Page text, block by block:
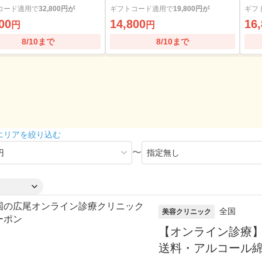
綿・診察料込
ード適用で32,800円が
円
8/10まで
ギフトコード適用で19,800円が
14,800円
8/10まで
ル
ギフ
リアを絞り込む
〜
美容クリニック 全国
【オンライン診
送料・アルコール